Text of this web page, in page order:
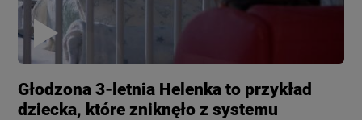
Głodzona 3-letnia Helenka to przykład
dziecka, które zniknęło z systemu